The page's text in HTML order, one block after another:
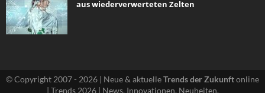
aus wiederverwerteten Zelten
© Copyright 2007 - 2026 | Neue & aktuelleTrends der Zukunftonline
| Trends 2026 | News, Innovationen, Neuheiten.